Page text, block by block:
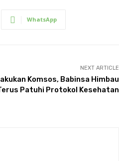
WhatsApp
NEXT ARTICLE
Komsos, Babinsa Himbau
Patuhi Protokol Kesehatan